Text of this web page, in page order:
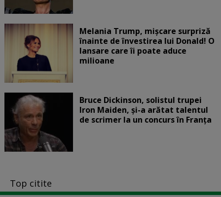
Melania Trump, mișcare surpriză
înainte de învestirea lui Donald! O
lansare care îi poate aduce
milioane
Bruce Dickinson, solistul trupei
Iron Maiden, şi-a arătat talentul
de scrimer la un concurs în Franţa
Top citite